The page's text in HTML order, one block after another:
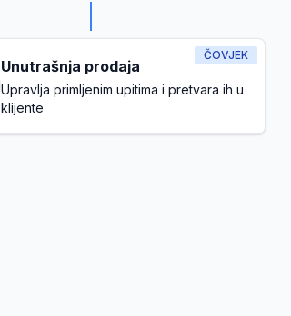
ČOVJEK
Unutrašnja prodaja
Upravlja primljenim upitima i pretvara ih u
klijente